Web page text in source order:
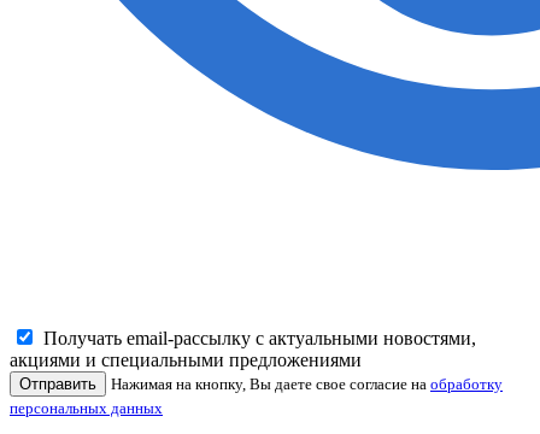
Получать email-рассылку с актуальными новостями,
акциями и специальными предложениями
Отправить Нажимая на кнопку, Вы даете свое согласие на обработку
персональных данных